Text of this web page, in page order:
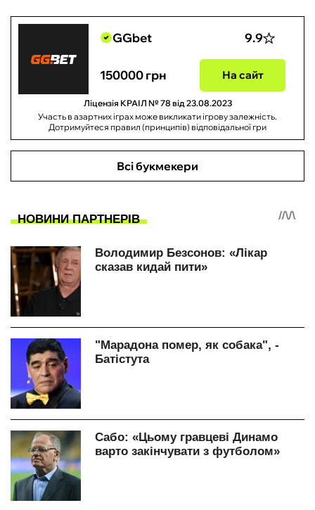
GGbet 9.9
150000 грн На сайт
Ліцензія КРАІЛ № 78 від 23.08.2023
Участь в азартних іграх може викликати ігрову залежність.
Дотримуйтеся правил (принципів) відповідальної гри
Всі букмекери